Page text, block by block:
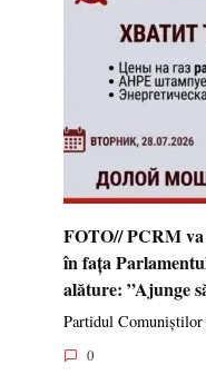
FOTO// PCRM
în fața
alăture: ”Ajunge
Partidul Comuniștilor
0